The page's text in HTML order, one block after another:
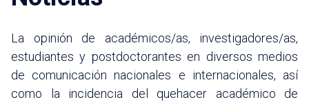
La opinión de académicos/as, investigadores/as,
estudiantes y postdoctorantes en diversos medios
de comunicación nacionales e internacionales, así
como la incidencia del quehacer académico de